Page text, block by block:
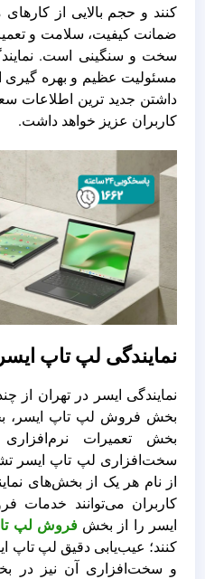
کنند و حجم بالایی از
ضمانت کیفیت، سلامت و
سخت و سنگینی است.
مسئولیت عظیم و بهره گیری
داشتن جدید ترین اطلاعات
کاربران عزیز خواهد داشت.
نمایندگی لپ تاپ
نمایندگی ایسر در تهران
بخش فروش لپ تاپ ایسر،
بخش تعمیرات
سخت‌افزاری لپ تاپ ایسر
از نام هر یک از بخش‌های
کاربران می‌توانند خدمات
ایسر را از بخشفروش لپ
کنند؛ عیب‌یابی دقیق لپ تاپ
و سخت‌افزاری آن نیز در